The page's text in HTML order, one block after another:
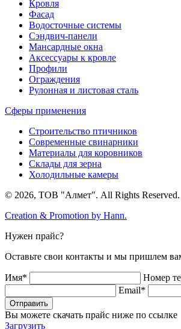
Кровля
Фасад
Водосточные системы
Сэндвич-панели
Мансардные окна
Аксессуары к кровле
Профили
Ограждения
Рулонная и листовая сталь
Сферы применения
Строительство птичников
Современные свинарники
Материалы для коровников
Склады для зерна
Холодильные камеры
© 2026, ТОВ "Алмет". All Rights Reserved.
Creation & Promotion by Hann.
Нужен прайс?
Оставьте свои контакты и мы пришлем
Имя*
Номер
Email*
Отправить
Вы можете скачать прайс ниже по ссылке
Загрузить